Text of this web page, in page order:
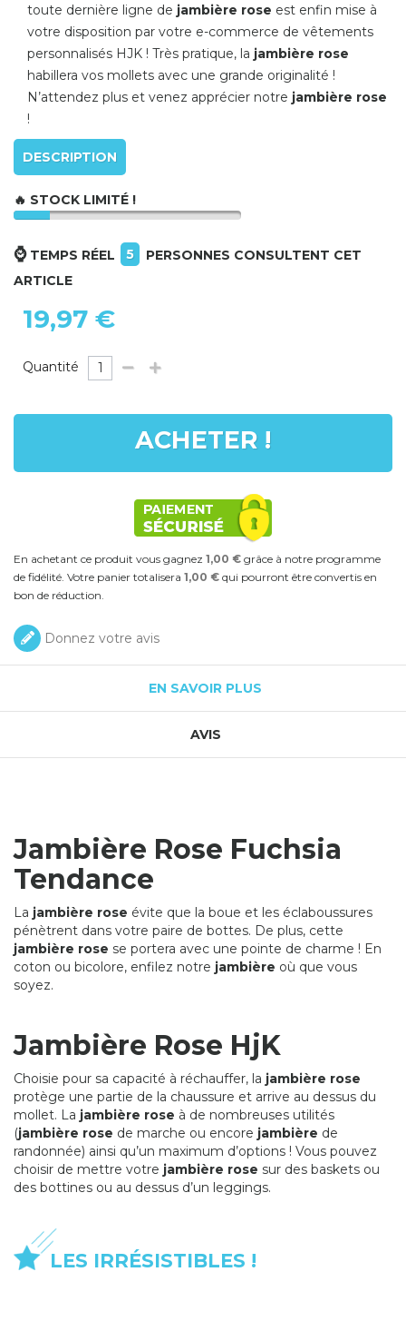
toute dernière ligne de jambiè re rose est enfin mise à
votre disposition par votre e-commerce de vêtements
personnalisés HJK ! Très pratique, la jambiè re rose
habillera vos mollets avec une grande originalité !
N’attendez plus et venez apprécier notre jambiè re rose
!
DESCRIPTION
🔥 STOCK LIMITÉ !
⌚TEMPS RÉEL 5
PERSONNES CONSULTENT CET
ARTICLE
19,97 €
Quantité
ACHETER !
En achetant ce produit vous gagnez 1,00 € grâce à notre programme
de fidélité. Votre panier totalisera 1,00 € qui pourront être convertis en
bon de réduction.
Donnez votre avis
EN SAVOIR PLUS
AVIS
Jambiè re Rose Fuchsia
Tendance
La jambiè re rose évite que la boue et les éclaboussures
pénètrent dans votre paire de bottes. De plus, cette
jambiè re rose se portera avec une pointe de charme ! En
coton ou bicolore, enfilez notre jambiè re où que vous
soyez.
Jambière Rose HjK
Choisie pour sa capacité à réchauffer, la jambiè re rose
protège une partie de la chaussure et arrive au dessus du
mollet. La jambiè re rose à de nombreuses utilités
(jambiè re rose de marche ou encore jambiè re de
randonnée) ainsi qu’un maximum d’options ! Vous pouvez
choisir de mettre votre jambiè re rose sur des baskets ou
des bottines ou au dessus d’un leggings.
LES IRRÉSISTIBLES !